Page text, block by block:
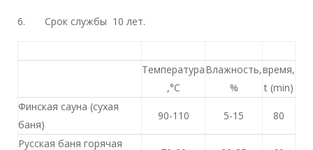
6. Срок службы 10 лет.
Температура
,°С
Влажность,
%
время,
t (min)
Финская сауна (сухая
баня)
90-110 5-15 80
Русская баня горячая